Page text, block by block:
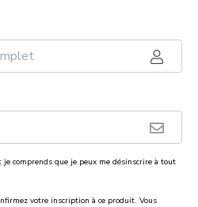
je comprends que je peux me désinscrire à tout
votre inscription à ce produit. Vous